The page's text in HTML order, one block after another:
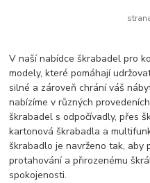
V naší nabídce škrabadel pro
modely, které pomáhají
silné a zároveň chrání váš
nabízíme v různých
škrabadel s odpočívadly, přes
kartonová škrabadla a
škrabadlo je navrženo tak, aby
protahování a přirozenému
spokojenosti.